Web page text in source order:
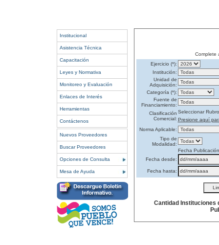
Institucional
Asistencia Técnica
Capacitación
Leyes y Normativa
Monitoreo y Evaluación
Enlaces de Interés
Herramientas
Contáctenos
Nuevos Proveedores
Buscar Proveedores
Opciones de Consulta
Mesa de Ayuda
Complete
Ejercicio (*):
Institución:
Unidad de
Adquisición:
Categoría (*):
Fuente de
Financiamiento:
Clasificación
Comercial:
Seleccionar Rubro
Presione aquí
Norma Aplicable:
Tipo de
Modalidad:
Fecha Publicación
Fecha desde:
Fecha hasta:
Cantidad Instituciones